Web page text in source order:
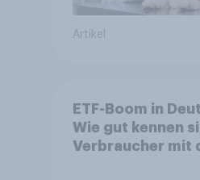
Artikel
ETF-Boom in
Wie gut kennen
Verbraucher mit